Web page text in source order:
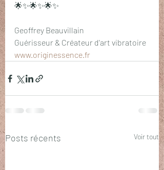
🌟✨🌟✨🌟✨
Geoffrey Beauvillain
Guérisseur & Créateur d'art vibratoire
www.originessence.fr
Posts récents Voir tout